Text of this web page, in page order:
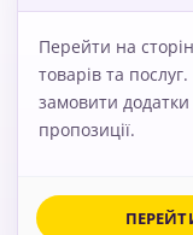
Перейти на
товарів та
замовити додатки
пропозиції.